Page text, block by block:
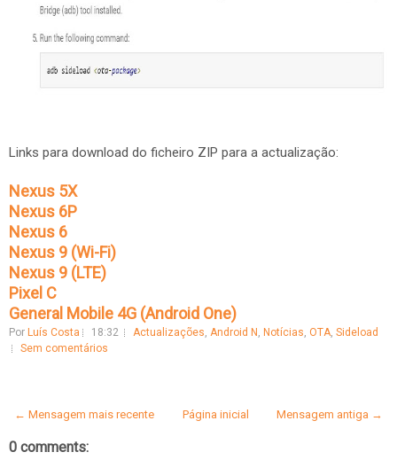
Links para download do ficheiro ZIP para a actualização:
Nexus 5X
Nexus 6P
Nexus 6
Nexus 9 (Wi-Fi)
Nexus 9 (LTE)
Pixel C
General Mobile 4G (Android One)
Por Luís Costa 18:32 Actualizações, Android N , Notícias, OTA, Sideload
Sem comentários
← Mensagem mais recente Mensagem antiga →
Página inicial
0 comments: